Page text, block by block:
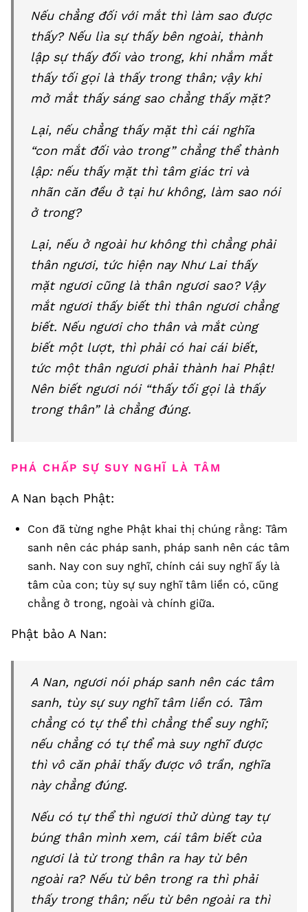
Nếu chẳng đối với mắt thì làm sao được
thấy? Nếu lìa sự thấy bên ngoài, thành
lập sự thấy đối vào trong, khi nhắm mắt
thấy tối gọi là thấy trong thân; vậy khi
mở mắt thấy sáng sao chẳng thấy mặt?
Lại, nếu chẳng thấy mặt thì cái nghĩa
“con mắt đối vào trong” chẳng thể thành
lập: nếu thấy mặt thì tâm giác tri và
nhãn căn đều ở tại hư không, làm sao nói
ở trong?
Lại, nếu ở ngoài hư không thì chẳng phải
thân ngươi, tức hiện nay Như Lai thấy
mặt ngươi cũng là thân ngươi sao? Vậy
mắt ngươi thấy biết thì thân ngươi chẳng
biết. Nếu ngươi cho thân và mắt cùng
biết một lượt, thì phải có hai cái biết,
tức một thân ngươi phải thành hai Phật!
Nên biết ngươi nói “thấy tối gọi là thấy
trong thân” là chẳng đúng.
PHÁ CHẤP SỰ SUY NGHĨ LÀ TÂM
A Nan bạch Phật:
Con đã từng nghe Phật khai thị chúng rằng: Tâm
sanh nên các pháp sanh, pháp sanh nên các tâm
sanh. Nay con suy nghĩ, chính cái suy nghĩ ấy là
tâm của con; tùy sự suy nghĩ tâm liền có, cũng
chẳng ở trong, ngoài và chính giữa.
Phật bảo A Nan:
A Nan, ngươi nói pháp sanh nên các tâm
sanh, tùy sự suy nghĩ tâm liền có. Tâm
chẳng có tự thể thì chẳng thể suy nghĩ;
nếu chẳng có tự thể mà suy nghĩ được
thì vô căn phải thấy được vô trần, nghĩa
này chẳng đúng.
Nếu có tự thể thì ngươi thử dùng tay tự
búng thân mình xem, cái tâm biết của
ngươi là từ trong thân ra hay từ bên
ngoài ra? Nếu từ bên trong ra thì phải
thấy trong thân; nếu từ bên ngoài ra thì